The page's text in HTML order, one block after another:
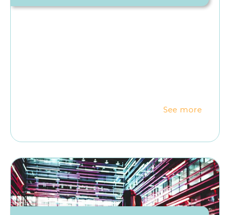
See more